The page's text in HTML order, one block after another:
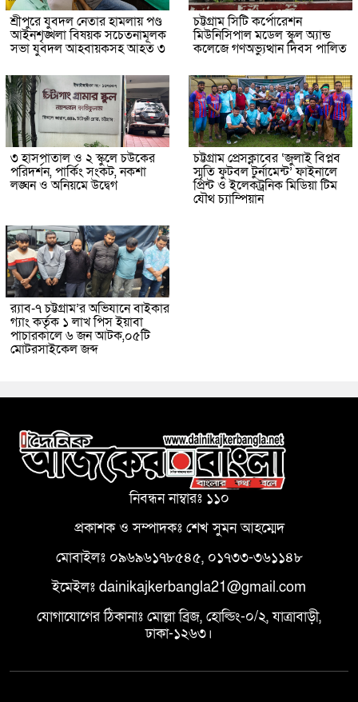
শ্রীপুরে যুবদল নেতার হামলায় পণ্ড
আইনশৃঙ্খলা বিষয়ক সচেতনামূলক
সভা যুবদল আহবায়কসহ আহত ৩
চট্টগ্রাম সিটি কর্পোরেশন
মিউনিসিপাল মডেল স্কুল অ্যান্ড
কলেজে গণঅভ্যুত্থান দিবস পালিত
৩ হাসপাতাল ও ২ স্কুলে চউকের
পরিদর্শন, পার্কিং সংকট, নকশা
লঙ্ঘন ও অনিয়মে উদ্বেগ
চট্টগ্রাম প্রেসক্লাবের ‘জুলাই বিপ্লব
স্মৃতি ফুটবল টুর্নামেন্ট’ ফাইনালে
প্রিন্ট ও ইলেকট্রনিক মিডিয়া টিম
যৌথ চ্যাম্পিয়ান
র‌্যাব-৭ চট্টগ্রাম’র অভিযানে বাইকার
গ্যাং কর্তৃক ১ লাখ পিস ইয়াবা
পাচারকালে ৬ জন আটক,০৫টি
মোটরসাইকেল জব্দ
নিবন্ধন নাম্বারঃ ১১০
প্রকাশক ও সম্পাদকঃ শেখ সুমন আহম্মেদ
মোবাইলঃ ০৯৬৯৬১৭৮৫৪৫, ০১৭৩৩-৩৬১১৪৮
ইমেইলঃ dainikajkerbangla21@gmail.com
যোগাযোগের ঠিকানাঃ মোল্লা ব্রিজ, হোল্ডিং-০/২, যাত্রাবাড়ী,
ঢাকা-১২৬৩।